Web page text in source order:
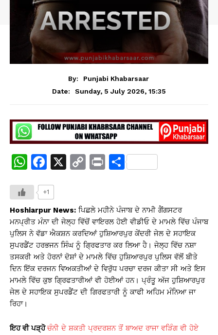
By:
Punjabi Khabarsaar
Date:
Sunday, 5 July 2026, 15:35
W
at
s
A
p
p
F
c
e
b
o
o
k
X
C
y
Li
n
k
Pr S
e
+1
Hoshiarpur News: ਪਿਛਲੇ ਮਹੀਨੇ ਪੰਜਾਬ ਦੇ ਨਾਮੀ ਗੈਂਗਸਟਰ
ਮਨਪ੍ਰੀਤ ਮੰਨਾ ਦੀ ਜੇਲ੍ਹ ਵਿੱਚੋਂ ਵਾਇਰਲ ਹੋਈ ਵੀਡੀਓ ਦੇ ਮਾਮਲੇ ਵਿੱਚ ਪੰਜਾਬ
ਪੁਲਿਸ ਨੇ ਵੱਡਾ ਐਕਸ਼ਨ ਕਰਦਿਆਂ ਹੁਸ਼ਿਆਰਪੁਰ ਕੇਂਦਰੀ ਜੇਲ ਦੇ ਸਹਾਇਕ
ਸੁਪਰਡੈਂਟ ਹਰਭਜਨ ਸਿੰਘ ਨੂੰ ਗ੍ਰਿਫਤਾਰ ਕਰ ਲਿਆ ਹੈ। ਜੇਲ੍ਹ ਵਿੱਚ ਨਸ਼ਾ
ਤਸਕਰੀ ਅਤੇ ਹੋਰਨਾਂ ਦੋਸ਼ਾਂ ਦੇ ਮਾਮਲੇ ਵਿੱਚ ਹੁਸ਼ਿਆਰਪੁਰ ਪੁਲਿਸ ਵੱਲੋਂ ਬੀਤੇ
ਦਿਨ ਇੱਕ ਦਰਜਨ ਵਿਅਕਤੀਆਂ ਦੇ ਵਿਰੁੱਧ ਪਰਚਾ ਦਰਜ ਕੀਤਾ ਸੀ ਅਤੇ ਇਸ
ਮਾਮਲੇ ਵਿੱਚ ਕੁਝ ਗ੍ਰਿਫਤਾਰੀਆਂ ਵੀ ਹੋਈਆਂ ਹਨ। ਪ੍ਰੰਤੂ ਅੱਜ ਹੁਸ਼ਿਆਰਪੁਰ
ਜੇਲ ਦੇ ਸਹਾਇਕ ਸੁਪਰਡੈਂਟ ਦੀ ਗਿਰਫਤਾਰੀ ਨੂੰ ਕਾਫੀ ਅਹਿਮ ਮੰਨਿਆ ਜਾ
ਰਿਹਾ।
ਇਹ ਵੀ ਪੜ੍ਹੋਚੰਨੀ ਦੇ ਸ਼ਕਤੀ ਪ੍ਰਦਰਸ਼ਨ ਤੋਂ ਬਾਅਦ ਰਾਜਾ ਵੜਿੰਗ ਵੀ ਹੋਏ